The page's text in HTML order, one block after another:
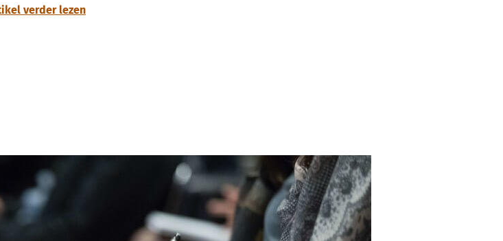
verder lezen